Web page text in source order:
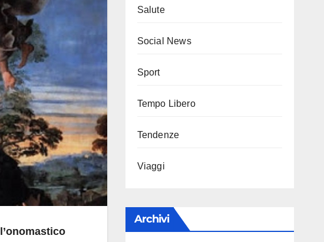
l’onomastico
Salute
Social News
Sport
Tempo Libero
Tendenze
Viaggi
Archivi